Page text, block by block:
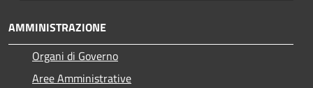
AMMINISTRAZIONE
Organi di Governo
Aree Amministrative